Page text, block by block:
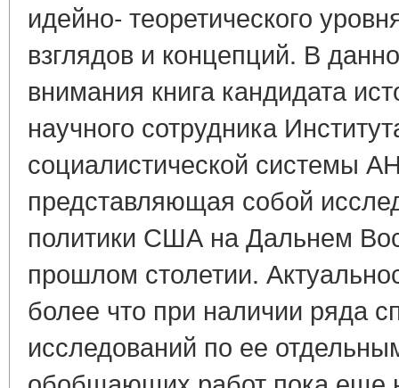
идейно- теоретического
взглядов и концепций. В
внимания книга кандидата
научного сотрудника
социалистической системы
представляющая собой
политики США на Дальнем
прошлом столетии.
более что при наличии ряда
исследований по ее